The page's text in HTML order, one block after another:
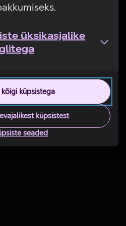
üksikasjalike
küpsistega
küpsistest
seaded